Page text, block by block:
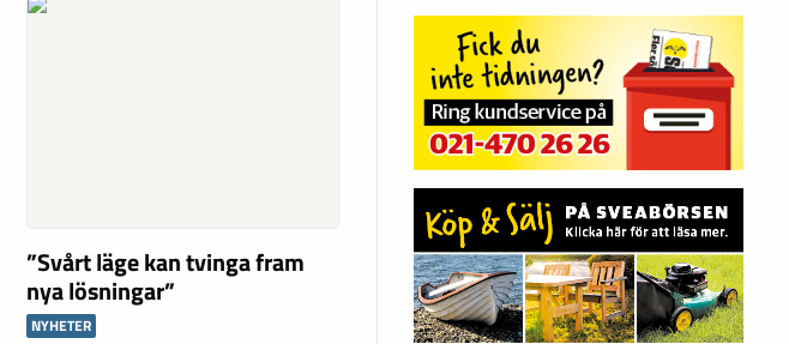
”Svårt läge kan tvinga fram
nya lösningar”
NYHETER